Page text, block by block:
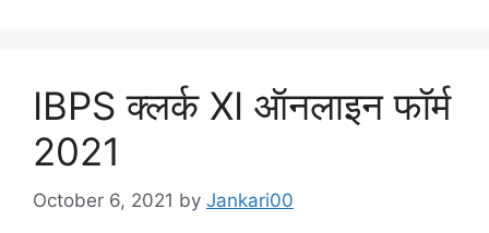
IBPS क्लर्क XI ऑनलाइन फॉर्म
2021
October 6, 2021 by Jankari00